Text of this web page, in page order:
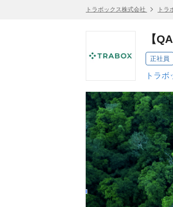
トラボックス株式会社 トラ
【
正社員
トラ